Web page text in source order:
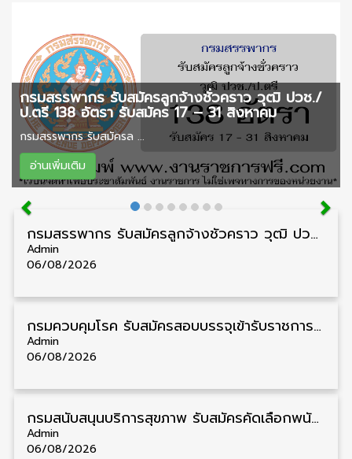
กรมสรรพากร รับสมัครลูกจ้างชั่วคราว วุฒิ ปวช./
ป.ตรี 138 อัตรา รับสมัคร 17 – 31 สิงหาคม
กรมสรรพากร รับสมัครล ...
อ่านเพิ่มเติม
กรมสรรพากร รับสมัครลูกจ้างชั่วคราว วุฒิ ปวช./ป.ตรี 138 อัตรา รับสมัคร 17 – 31 สิงหาคม
Admin
06/08/2026
กรมควบคุมโรค รับสมัครสอบบรรจุเข้ารับราชการ วุฒิ ปวส./ป.ตรี 17 อัตรา รับสมัคร 17 สิงหาคม – 4 กันยายน
Admin
06/08/2026
กรมสนับสนุนบริการสุขภาพ รับสมัครคัดเลือกพนักงานราชการ วุฒิ ปวส./ป.ตรี 13 อัตรา รับสมัคร 11 – 20 สิงหาคม
Admin
06/08/2026